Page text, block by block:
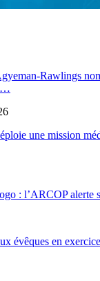
Rawlings
une mission
: l’ARCOP alerte
évêques en